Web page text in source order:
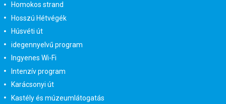
Homokos strand
Hosszú Hétvégék
Húsvéti út
idegennyelvű program
Ingyenes Wi-Fi
Intenzív program
Karácsonyi út
Kastély és múzeumlátogatás